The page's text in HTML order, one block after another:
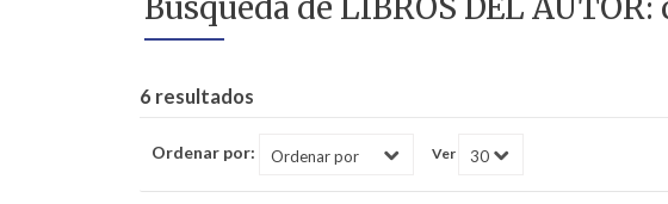
6 resultados
Ordenar por: Ver